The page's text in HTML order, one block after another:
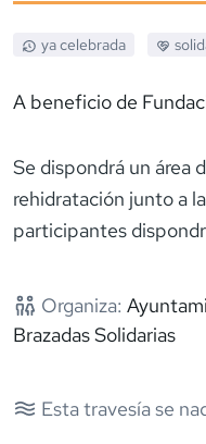
ya celebrada
A beneficio de
Se dispondrá un área
rehidratación junto a
participantes
Organiza:
Brazadas Solidarias
Esta travesía se